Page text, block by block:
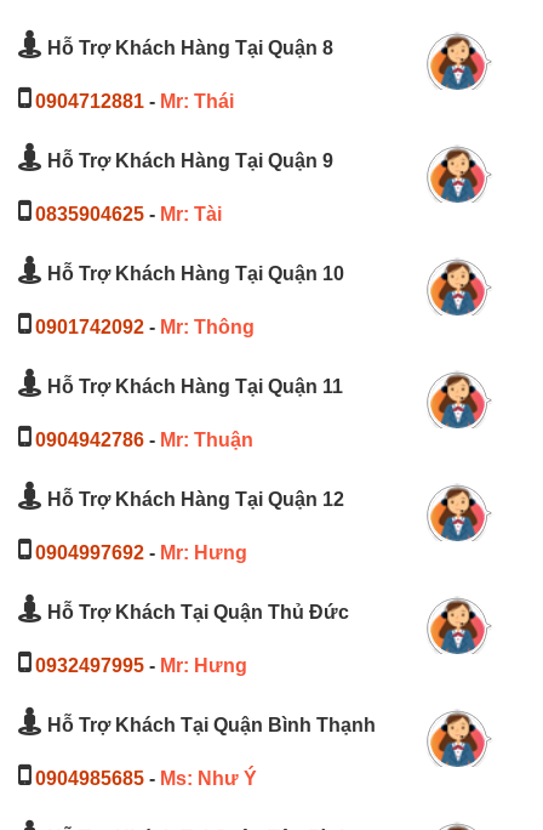
Hỗ Trợ Khách Hàng Tại Quận 8
0904712881 - Mr: Thái
Hỗ Trợ Khách Hàng Tại Quận 9
0835904625 - Mr: Tài
Hỗ Trợ Khách Hàng Tại Quận 10
0901742092 - Mr: Thông
Hỗ Trợ Khách Hàng Tại Quận 11
0904942786 - Mr: Thuận
Hỗ Trợ Khách Hàng Tại Quận 12
0904997692 - Mr: Hưng
Hỗ Trợ Khách Tại Quận Thủ Đức
0932497995 - Mr: Hưng
Hỗ Trợ Khách Tại Quận Bình Thạnh
0904985685 - Ms: Như Ý